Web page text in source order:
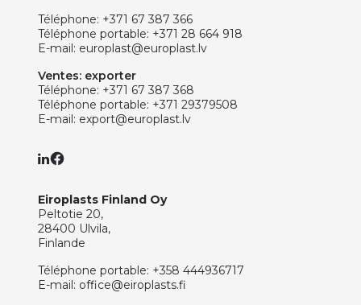
Téléphone: +371 67 387 366
Téléphone portable: +371 28 664 918
E-mail: europlast@europlast.lv
Ventes: exporter
Téléphone: +371 67 387 368
Téléphone portable: +371 29379508
E-mail: export@europlast.lv
Eiroplasts Finland Oy
Peltotie 20,
28400 Ulvila,
Finlande
Téléphone portable: +358 444936717
E-mail: office@eiroplasts.fi